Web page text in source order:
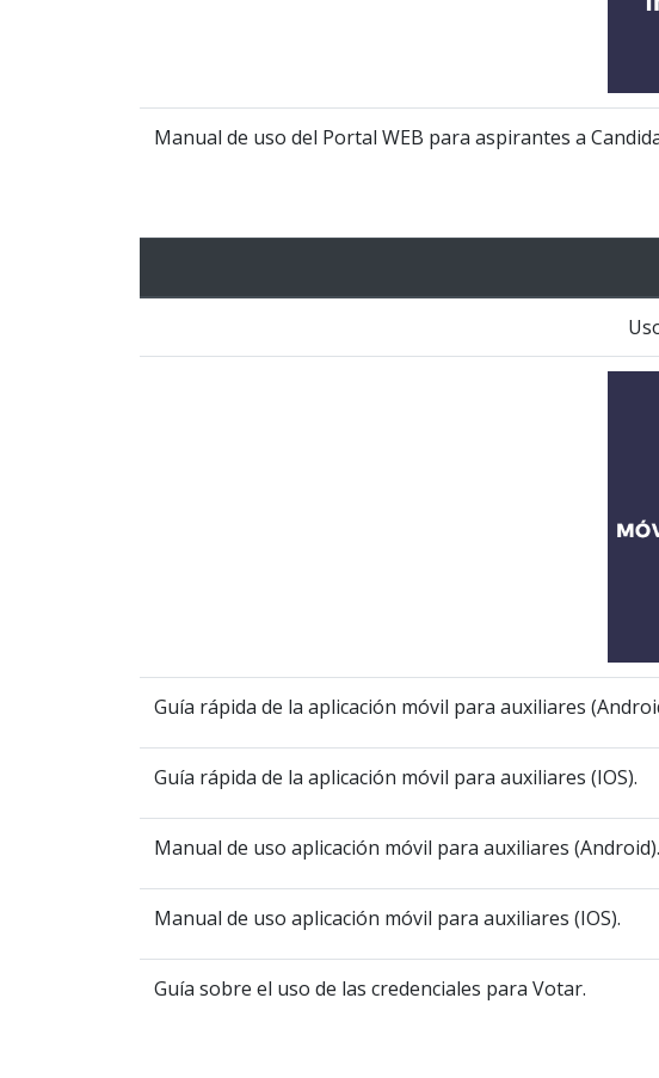
Manual de uso del Portal WEB para aspirantes a
Guía rápida de la aplicación móvil para auxiliares
Guía rápida de la aplicación móvil para auxiliares (IOS).
Manual de uso aplicación móvil para auxiliares (Android).
Manual de uso aplicación móvil para auxiliares (IOS).
Guía sobre el uso de las credenciales para Votar.